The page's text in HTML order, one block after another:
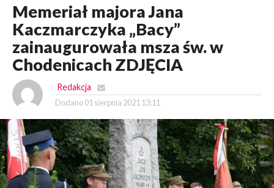
Memeriał majora Jana
Kaczmarczyka „Bacy”
zainaugurowała msza św. w
Chodenicach ZDJĘCIA
Redakcja
Dodano 01 sierpnia 2021 13:11